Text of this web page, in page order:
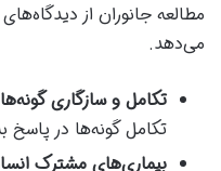
مطالعه جانوران از
می‌دهد.
تکامل و سازگاری
تکامل گونه‌ها در پاسخ